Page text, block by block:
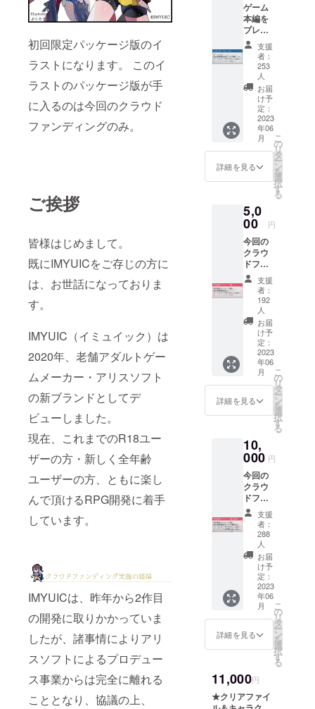
初回限定パッケージ版のイ
ラストになります。 このイ
ラストのパッケージ版が手
に入るのは今回のクラウド
ファンディングのみ。
ご挨拶
皆様はじめまして。
既にIMYUICをご存じの方に
は、お世話になっておりま
す。
IMYUIC（イミュイック）は
2020年、老舗アダルトゲー
ムメーカー・アリスソフト
の新ブランドとしてデ
ビューしました。
現在、これまでのR18ユー
ザーの方・新しく全年齢
ユーザーの方、ともに楽し
んで頂けるRPG開発に着手
しています。
IMYUICは、昨年から2作目
の開発に取りかかっていま
したが、諸事情によりアリ
スソフトによるプロデュー
ス事業からは完全に離れる
こととなり、協議の上、
定資料
集」
「キャ
ラク
ターボ
イス」
は今回
のクラ
ウド
ファン
ディン
グ限定
版）」
をお送
りしま
す。 設
定資料
（デー
タ版）
はフル
カラー
32p・
PDFを
予定し
す。
「キャ
イス」
はゲー
ム主人
公の女
の子か
らのお
礼メッ
セージ
ボイス
になり
ます。
★「設
定資料
集」
「キャ
ラク
イス」
は今回
ウド
ファン
ディン
グ限定
となり
ます。
ゲーム
本編を
プレイ
できる
「ゲー
ム本体
Steam
キー」
と、
キャラ
クター
設定・
世界観
設定な
資料集
（デー
版）」
、ゲー
ム中の
BGM全
曲を収
録した
「サウ
ンドト
ラック
（デー
版）」
をお送
す。 設
定資料
タ版）
はフル
カラー
32p・
PDFを
予定し
ていま
す。
「キャ
ラク
ターボ
イス」
はゲー
ム登場
キャラ
クター
お礼
メッ
ボイス
になり
ます。
支援
者：
253
人
お届
け予
定：
2023
年06
月
詳細を見る
こ
の
リ
タ
ー
ン
を
選
択
す
る
5,0
00 円
今回の
クラウ
ドファ
ンディ
ング限
定パッ
ケージ
版とな
りま
す。
ゲーム
本編を
収録お
よび
キャラ
設定な
どを収
「設定
資料集
（ブッ
クレッ
ト版※物
品）」
が付属
しま
す。
（「ゲ
ーム本
体の
Steam
「設定
資料集
版）」
もお送
りしま
支援
者：
192
人
お届
け予
定：
2023
年06
月
詳細を見る
こ
の
リ
タ
ー
ン
を
選
択
す
る
10,
000 円
今回の
クラウ
ドファ
ンディ
ング限
定パッ
ケージ
版とな
りま
す。
ゲーム
本編を
収録お
よび
キャラ
設定な
録した
支援
者：
288
人
お届
け予
定：
2023
年06
月
詳細を見る
こ
の
リ
タ
ー
ン
を
選
択
す
る
11,000円
★クリアファイ